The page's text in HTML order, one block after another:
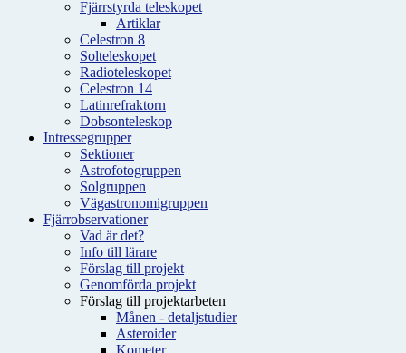
Fjärrstyrda teleskopet
Artiklar
Celestron 8
Solteleskopet
Radioteleskopet
Celestron 14
Latinrefraktorn
Dobsonteleskop
Intressegrupper
Sektioner
Astrofotogruppen
Solgruppen
Vägastronomigruppen
Fjärrobservationer
Vad är det?
Info till lärare
Förslag till projekt
Genomförda projekt
Förslag till projektarbeten
Månen - detaljstudier
Asteroider
Kometer